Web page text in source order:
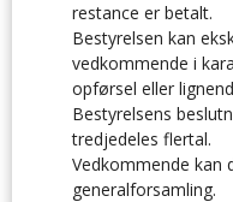
restance er betalt.
Bestyrelsen kan
vedkommende i
opførsel eller
Bestyrelsens
tredjedeles flertal.
Vedkommende kan
generalforsamling.